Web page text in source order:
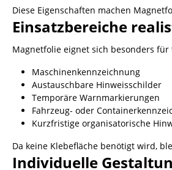
Diese Eigenschaften machen
Einsatzbereiche
Magnetfolie eignet sich besonders
Maschinenkennzeichnung
Austauschbare Hinweisschilder
Temporäre Warnmarkierungen
Fahrzeug- oder
Kurzfristige organisatorische
Da keine Klebefläche benötigt wird,
Individuelle